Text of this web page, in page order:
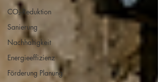
CO₂-Reduktion
Sanierung
Nachhaltigkeit
Energieeffizienz
Förderung Planung